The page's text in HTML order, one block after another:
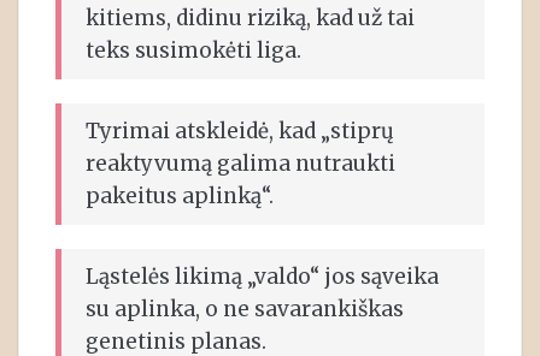
kitiems, didinu riziką, kad už tai
teks susimokėti liga.
Tyrimai atskleidė, kad „stiprų
reaktyvumą galima nutraukti
pakeitus aplinką“.
Ląstelės likimą „valdo“ jos sąveika
su aplinka, o ne savarankiškas
genetinis planas.